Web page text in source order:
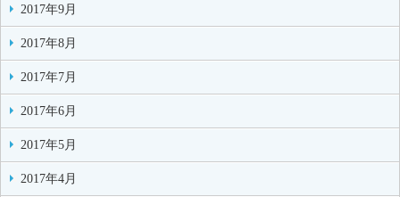
2017年9月
2017年8月
2017年7月
2017年6月
2017年5月
2017年4月